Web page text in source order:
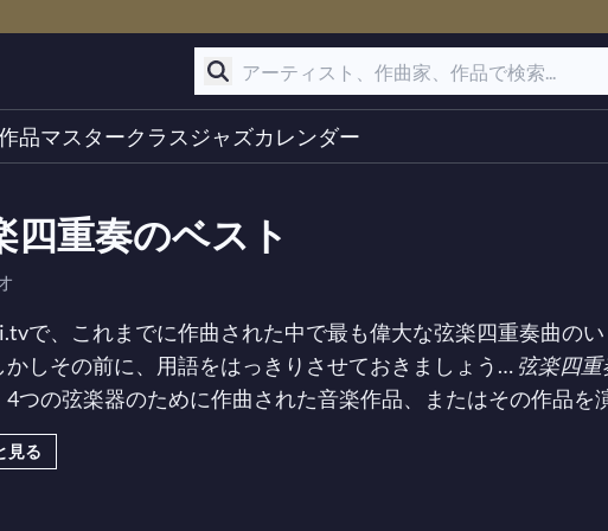
品マスタークラス ジャズカレンダー
四重奏のベスト
で、これまでに作曲された中で最も偉大な弦楽四重奏曲の
かしその前に、用語をはっきりさせておきましょう… 弦楽四重
4つの弦楽器のために作曲された音楽作品、またはその作品を
重奏曲は2つのヴァイオリン、1つのヴィオラ、そして1つのチ
代を超えた作曲家たちは非常に多様な作品を生み出しており
見る